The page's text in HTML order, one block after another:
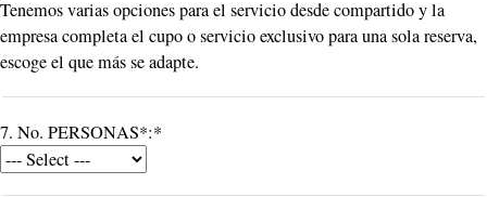
Tenemos varias opciones para el servicio desde compartido y la
empresa completa el cupo o servicio exclusivo para una sola reserva,
escoge el que más se adapte.
7. No. PERSONAS*:*